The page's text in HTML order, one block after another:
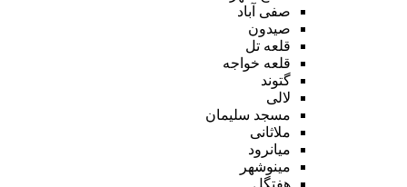
صفی آباد
صیدون
قلعه تل
قلعه خواجه
گتوند
لالی
مسجد سلیمان
ملاثانی
میانرود
مینوشهر
هفتگل